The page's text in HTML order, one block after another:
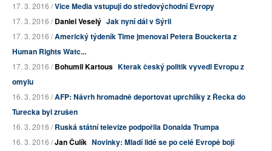
17. 3. 2016 /Vice Media vstupují do středovýchodní Evropy
17. 3. 2016 /Daniel Veselý Jak nyní dál v Sýrii
17. 3. 2016 /Americký týdeník Time jmenoval Petera Bouckerta z
Human Rights Watc...
17. 3. 2016 /Bohumil Kartous Kterak český politik vyvedl Evropu z
omylu
16. 3. 2016 /AFP: Návrh hromadně deportovat uprchlíky z Řecka do
Turecka byl zrušen
16. 3. 2016 /Ruská státní televize podpořila Donalda Trumpa
16. 3. 2016 /Jan Čulík Novinky: Mladí lidé se po celé Evropě bojí